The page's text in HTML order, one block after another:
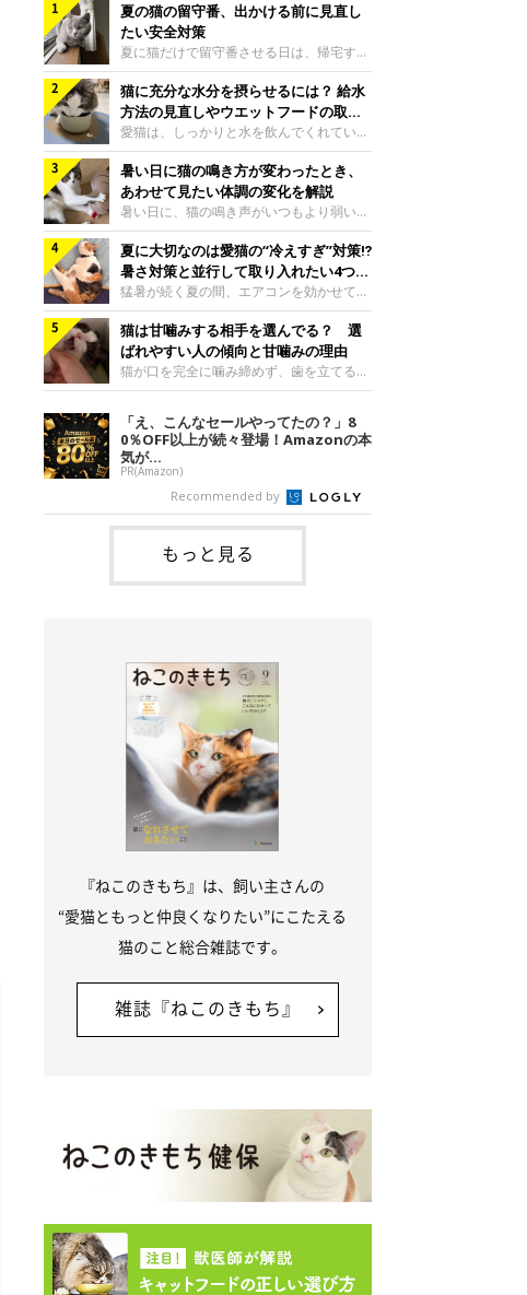
夏の猫の留守番、出かける前に見直し
たい安全対策
夏に猫だけで留守番させる日は、帰宅する
まで部屋が暑くなりすぎないか、水は足り
るかと気になる飼い主さんもいるでしょ
う。家の中なら安全と思っていても、日中
は室温が急に上がることがあります。留守
中の暑さから猫を守るために準備したいこ
とや、帰宅後に見たいサインなどについ
て、ねこのきもち獣医師相談室の岡本りさ
先生に伺いました。 留守中は室温が急に
上がることがあるねこのきもち投稿写真ギ
ャラリー夏の日中は、エアコンが切れると
室温が急に上昇する場合があります。猫は
自分で涼しい場所を探すのが得意ですが、
部屋全体が暑くなれ
猫に充分な水分を摂らせるには？ 給水
方法の見直しやウエットフードの取り
入れ方を解説
愛猫は、しっかりと水を飲んでくれていま
すか？ 夏場はエアコンで室内が涼しいこ
ともあり、猫があまり水を飲まないこと
も。積極的に水分を摂らせるためには、給
水方法を見直したり、フードから水分を摂
らせたりする方法があります。今回は獣医
師の重本仁先生に、猫に水分を摂らせるた
めにできるためできる工夫を教えていただ
きました。ボウルの高さを愛猫の好みにね
このきもち投稿写真ギャラリー水飲みボウ
ルの高さは、猫が飲むときに頭が胃より下
にならないように設定すると飲みやすいで
しょう。首を深く折り曲げずに済むため、
関節や食道への負
暑い日に猫の鳴き方が変わったとき、
あわせて見たい体調の変化を解説
暑い日に、猫の鳴き声がいつもより弱い、
かすれる、しつこく鳴くなど、ふだんと違
って聞こえることがあります。 そんなと
き、あわせてどのような様子を確認したら
よいのでしょうか。暑い日に猫の鳴き方が
変わるときの見方や注意したい体調の変化
などについて、ねこのきもち獣医師相談室
の山口みき先生に伺いました。 鳴き方の
変化だけで判断せず、全身の様子も確認し
てねこのきもち投稿写真ギャラリー猫の鳴
ように見えることがあります。 ただ、鳴
き声だけで原因を決めるのは難しく、体調
や環境の変化を
夏に大切なのは愛猫の“冷えすぎ”対策⁉
暑さ対策と並行して取り入れたい4つの
工夫
猛暑が続く夏の間、エアコンを効かせて室
内を冷やしますよね。しかし、人にとって
は快適な温度でも、猫にとっては温度が低
すぎることも。暑さ対策と並行して、冷え
すぎ対策もしっかりと行うことが大切で
す。今回は獣医師の重本仁先生に、猫の冷
ました。（1） 冷房の効いていない部屋に
行き来できるようにするねこのきもち投稿
写真ギャラリー猫が寒いと感じたときに、
冷気から逃れる「逃げ場」を用意しておき
ましょう。冷房の効いていない部屋や廊下
へも自由に行き来できるように、ドアは猫
が通れる程度に
猫は甘噛みする相手を選んでる？ 選
ばれやすい人の傾向と甘噛みの理由
猫が口を完全に噛み締めず、歯を立てる程
度に噛む“甘噛み”。遊びやスキンシップの
ときに繰り出すことがありますが、同じ家
族でも噛まれる頻度に違いがあると感じる
ことも。ねこのきもちWEB MAGAZINEで
は、飼い主さんたちにアンケートを実施
し、愛猫が甘噛みする相手を選んでいると
感じる状況を教えてもらいました。また、
ねこのきもち獣医師相談室の原駿太朗先生
には、実際に猫は甘噛みする相手を選んで
いるのか、その真相をお聞きします。約6
割の飼い主さんが「甘噛みする相手を選ん
「え、こんなセールやってたの？」8
0％OFF以上が続々登場！Amazonの本
気が...
PR(Amazon)
Recommended by
もっと見る
『ねこのきもち』は、飼い主さんの
“愛猫ともっと仲良くなりたい”にこたえる
猫のこと総合雑誌です。
雑誌『ねこのきもち』